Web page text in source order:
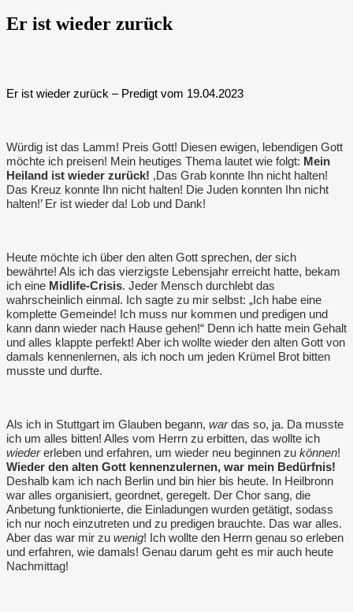
Er ist wieder zurück
Er ist wieder zurück – Predigt vom 19.04.2023
Würdig ist das Lamm! Preis Gott! Diesen ewigen, lebendigen Gott
möchte ich preisen! Mein heutiges Thema lautet wie folgt: Mein
Heiland ist wieder zurück! ,Das Grab konnte Ihn nicht halten!
Das Kreuz konnte Ihn nicht halten! Die Juden konnten Ihn nicht
halten!’Er ist wieder da! Lob und Dank!
Heute möchte ich über den alten Gott sprechen, der sich
bewährte! Als ich das vierzigste Lebensjahr erreicht hatte, bekam
ich eine Midlife-Crisis. Jeder Mensch durchlebt das
wahrscheinlich einmal. Ich sagte zu mir selbst: „Ich habe eine
komplette Gemeinde! Ich muss nur kommen und predigen und
kann dann wieder nach Hause gehen!“ Denn ich hatte mein Gehalt
und alles klappte perfekt! Aber ich wollte wieder den alten Gott von
damals kennenlernen, als ich noch um jeden Krümel Brot bitten
musste und durfte.
Als ich in Stuttgart im Glauben begann, wardas so, ja. Da musste
ich um alles bitten! Alles vom Herrn zu erbitten, das wollte ich
wiedererleben und erfahren, um wieder neu beginnen zu können!
Wieder den alten Gott kennenzulernen, war mein Bedürfnis!
Deshalb kam ich nach Berlin und bin hier bis heute. In Heilbronn
war alles organisiert, geordnet, geregelt. Der Chor sang, die
Anbetung funktionierte, die Einladungen wurden getätigt, sodass
ich nur noch einzutreten und zu predigen brauchte. Das war alles.
Aber das war mir zu wenig! Ich wollte den Herrn genau so erleben
und erfahren, wie damals! Genau darum geht es mir auch heute
Nachmittag!